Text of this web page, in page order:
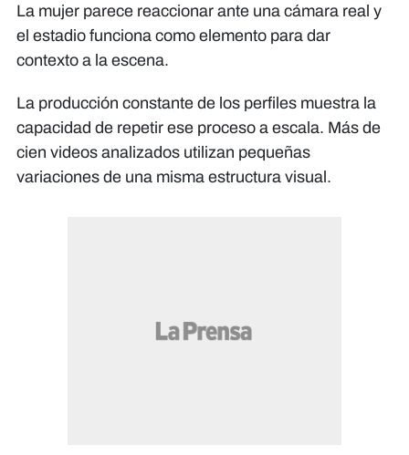
La mujer parece reaccionar ante una cámara real y
el estadio funciona como elemento para dar
contexto a la escena.
La producción constante de los perfiles muestra la
capacidad de repetir ese proceso a escala. Más de
cien videos analizados utilizan pequeñas
variaciones de una misma estructura visual.